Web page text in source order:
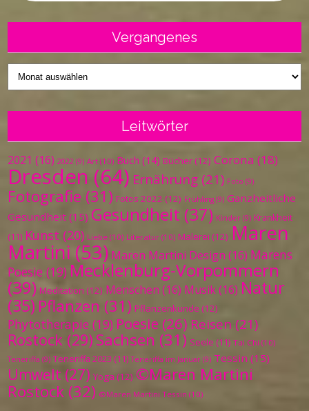
Vergangenes
Vergangenes
Leitwörter
2021 (16) 2022 (9) Art (10) Buch (14) Bücher (12) Corona (18)
Dresden (64) Ernährung (21) Foto (9)
Fotografie (31) Fotos 2022 (12) Frühling (9) Ganzheitliche
Gesundheit (15) Gesundheit (37) Kinder (9) Krankheit
(11) Kunst (20) Liebe (10) Literatur (10) Malerei (12) Maren
Martini (53) Maren Martini Design (16) Marens
Poesie (19) Mecklenburg-Vorpommern
(39) Meditation (12) Menschen (16) Musik(16) Natur
(35) Pflanzen (31) Pflanzenkunde (12)
Phytotherapie (19) Poesie (26) Reisen (21)
Rostock (29) Sachsen (31) Seele (11) Tai Chi (10)
Teneriffa (9) Teneriffa 2023 (11) Teneriffa im Januar (9) Tessin (15)
Umwelt (27) Yoga (12) ©Maren Martini
Rostock (32) ©Maren Martini Tessin (10)